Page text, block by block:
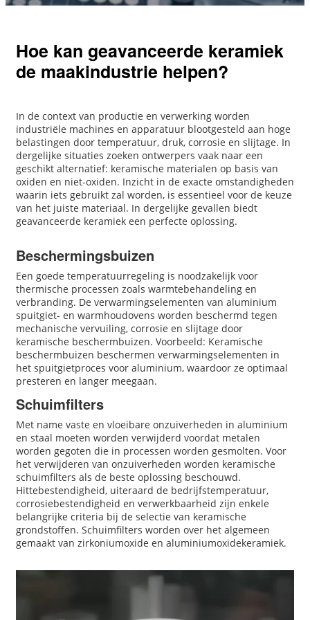
Hoe kan geavanceerde keramiek
de maakindustrie helpen?
In de context van productie en verwerking worden
industriële machines en apparatuur blootgesteld aan hoge
belastingen door temperatuur, druk, corrosie en slijtage. In
dergelijke situaties zoeken ontwerpers vaak naar een
geschikt alternatief: keramische materialen op basis van
oxiden en niet-oxiden. Inzicht in de exacte omstandigheden
waarin iets gebruikt zal worden, is essentieel voor de keuze
van het juiste materiaal. In dergelijke gevallen biedt
geavanceerde keramiek een perfecte oplossing.
Beschermingsbuizen
Een goede temperatuurregeling is noodzakelijk voor
thermische processen zoals warmtebehandeling en
verbranding. De verwarmingselementen van aluminium
spuitgiet- en warmhoudovens worden beschermd tegen
mechanische vervuiling, corrosie en slijtage door
keramische beschermbuizen. Voorbeeld: Keramische
beschermbuizen beschermen verwarmingselementen in
het spuitgietproces voor aluminium, waardoor ze optimaal
presteren en langer meegaan.
Schuimfilters
Met name vaste en vloeibare onzuiverheden in aluminium
en staal moeten worden verwijderd voordat metalen
worden gegoten die in processen worden gesmolten. Voor
het verwijderen van onzuiverheden worden keramische
schuimfilters als de beste oplossing beschouwd.
Hittebestendigheid, uiteraard de bedrijfstemperatuur,
corrosiebestendigheid en verwerkbaarheid zijn enkele
belangrijke criteria bij de selectie van keramische
grondstoffen. Schuimfilters worden over het algemeen
gemaakt van zirkoniumoxide en aluminiumoxidekeramiek.